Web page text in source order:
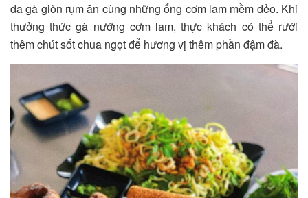
da gà giòn rụm ăn cùng những ống cơm lam mềm dẻo. Khi
thưởng thức gà nướng cơm lam, thực khách có thể rưới
thêm chút sốt chua ngọt để hương vị thêm phần đậm đà.